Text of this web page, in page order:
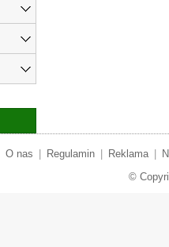
O nas Regulamin Reklama
©